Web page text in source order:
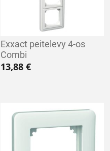
Exxact peitelevy 4-os
Combi
13,88€